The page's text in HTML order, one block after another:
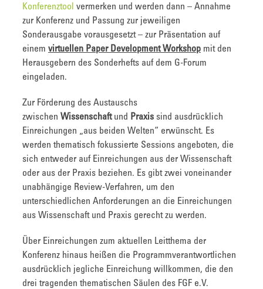
Konferenztool vermerken und werden dann – Annahme
zur Konferenz und Passung zur jeweiligen
Sonderausgabe vorausgesetzt – zur Präsentation auf
einem virtuellen Paper Development Workshop mit den
Herausgebern des Sonderhefts auf dem G-Forum
eingeladen.
Zur Förderung des Austauschs
zwischen Wissenschaftund Praxis sind ausdrücklich
Einreichungen „aus beiden Welten“ erwünscht. Es
werden thematisch fokussierte Sessions angeboten, die
sich entweder auf Einreichungen aus der Wissenschaft
oder aus der Praxis beziehen. Es gibt zwei voneinander
unabhängige Review-Verfahren, um den
unterschiedlichen Anforderungen an die Einreichungen
aus Wissenschaft und Praxis gerecht zu werden.
Über Einreichungen zum aktuellen Leitthema der
Konferenz hinaus heißen die Programmverantwortlichen
ausdrücklich jegliche Einreichung willkommen, die den
drei tragenden thematischen Säulen des FGF e.V.